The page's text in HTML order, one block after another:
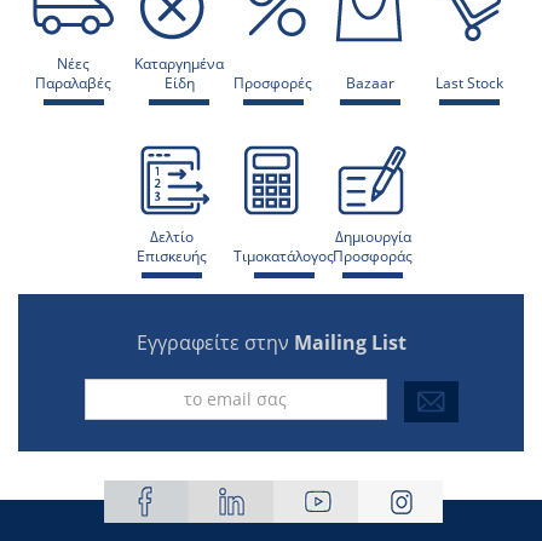
Νέες
Παραλαβές
Καταργημένα
Είδη
Προσφορές Bazaar Last Stock
Δελτίο
Επισκευής
Τιμοκατάλογος
Δημιουργία
Προσφοράς
Εγγραφείτε στην Mailing List